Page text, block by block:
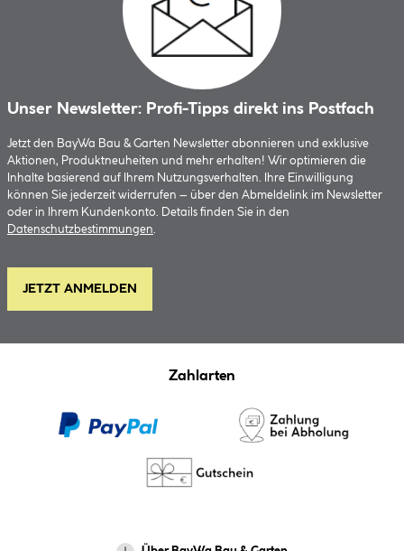
Unser Newsletter: Profi-Tipps direkt ins Postfach
Jetzt den BayWa Bau & Garten Newsletter abonnieren und exklusive
Aktionen, Produktneuheiten und mehr erhalten! Wir optimieren die
Inhalte basierend auf Ihrem Nutzungsverhalten. Ihre Einwilligung
können Sie jederzeit widerrufen – über den Abmeldelink im Newsletter
oder in Ihrem Kundenkonto. Details finden Sie in den
Datenschutzbestimmungen.
JETZT ANMELDEN
Zahlarten